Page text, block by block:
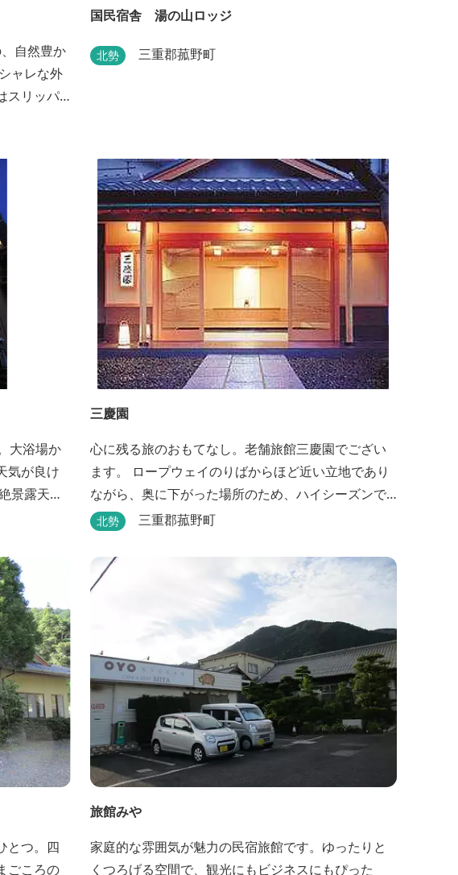
ャレな外
スリッパ
事を楽
居心地
国民宿舎 湯の山ロッジ
北勢 三重郡菰野町
大浴場か
気が良け
景露天風
三慶園
心に残る旅のおもてなし。老舗旅館三慶園でござい
ます。 ロープウェイのりばからほど近い立地であり
ながら、奥に下がった場所のため、ハイシーズンで
も静かにゆったりとお過ごしいただけます。 自慢の
プウェイが望めます。季節ごとに表情を変える湯の
山の自然と対話しながら至極のひとときをどうぞ。
北勢 三重郡菰野町
とつ。四
ごころの
旅館みや
家庭的な雰囲気が魅力の民宿旅館です。ゆったりと
くつろげる空間で、観光にもビジネスにもぴった